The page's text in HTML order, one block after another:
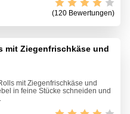
(120 Bewertungen)
mit Ziegenfrischkäse und
mit Ziegenfrischkäse und
in feine Stücke schneiden und